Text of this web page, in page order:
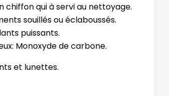
chiffon qui à servi au nettoyage.
souillés ou éclaboussés.
puissants.
Monoxyde de carbone.
et lunettes.